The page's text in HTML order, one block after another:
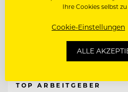
TOP ARBEITGEBER
Ihre Cookies selbst
Cookie-Einstellungen
ALLE